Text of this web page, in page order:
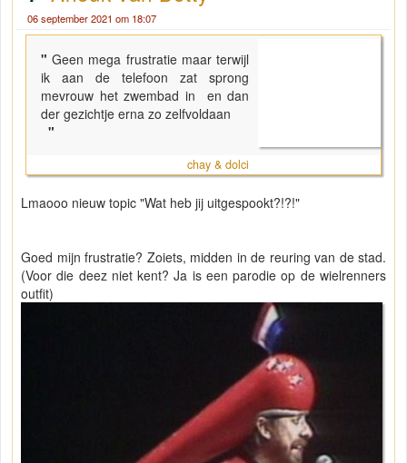
06 september 2021 om 18:07
"Geen mega frustratie maar terwijl
ik aan de telefoon zat sprong
mevrouw het zwembad in en dan
der gezichtje erna zo zelfvoldaan
"
chay & dolci
Lmaooo nieuw topic "Wat heb jij uitgespookt?!?!"
Goed mijn frustratie? Zoiets, midden in de reuring van de stad.
(Voor die deez niet kent? Ja is een parodie op de wielrenners
outfit)